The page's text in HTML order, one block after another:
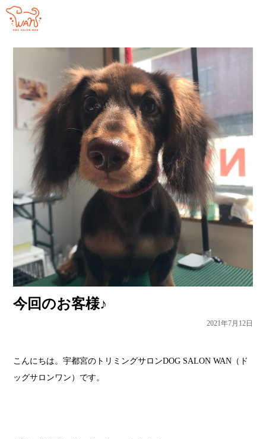
今回のお客様♪
2021年7月12日
こんにちは。宇都宮のトリミングサロンDOG SALON WAN（ド
ッグサロンワン）です。